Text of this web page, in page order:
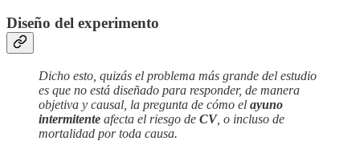
Diseño del experimento
Dicho esto, quizás el problema más grande del estudio
es que no está diseñado para responder, de manera
objetiva y causal, la pregunta de cómo el ayuno
intermitente afecta el riesgo de CV, o incluso de
mortalidad por toda causa.